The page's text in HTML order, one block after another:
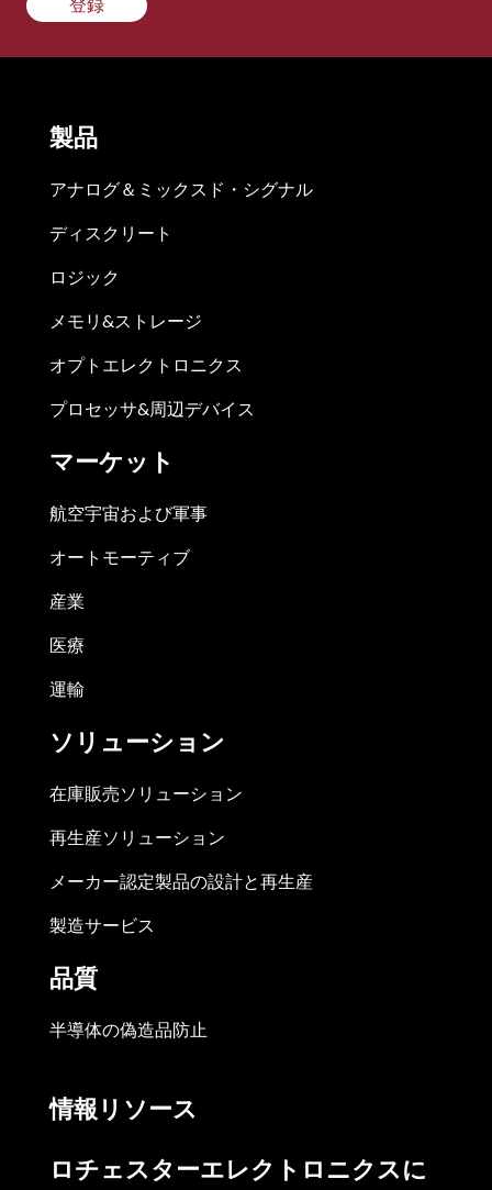
登録
製品
アナログ＆ミックスド・シグナル
ディスクリート
ロジック
メモリ&ストレージ
オプトエレクトロニクス
プロセッサ&周辺デバイス
マーケット
航空宇宙および軍事
オートモーティブ
産業
医療
運輸
ソリューション
在庫販売ソリューション
再生産ソリューション
メーカー認定製品の設計と再生産
製造サービス
品質
半導体の偽造品防止
情報リソース
ロチェスターエレクトロニクスに